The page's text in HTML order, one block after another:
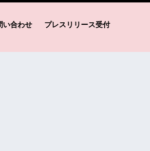
い合わせ プレスリリース受付